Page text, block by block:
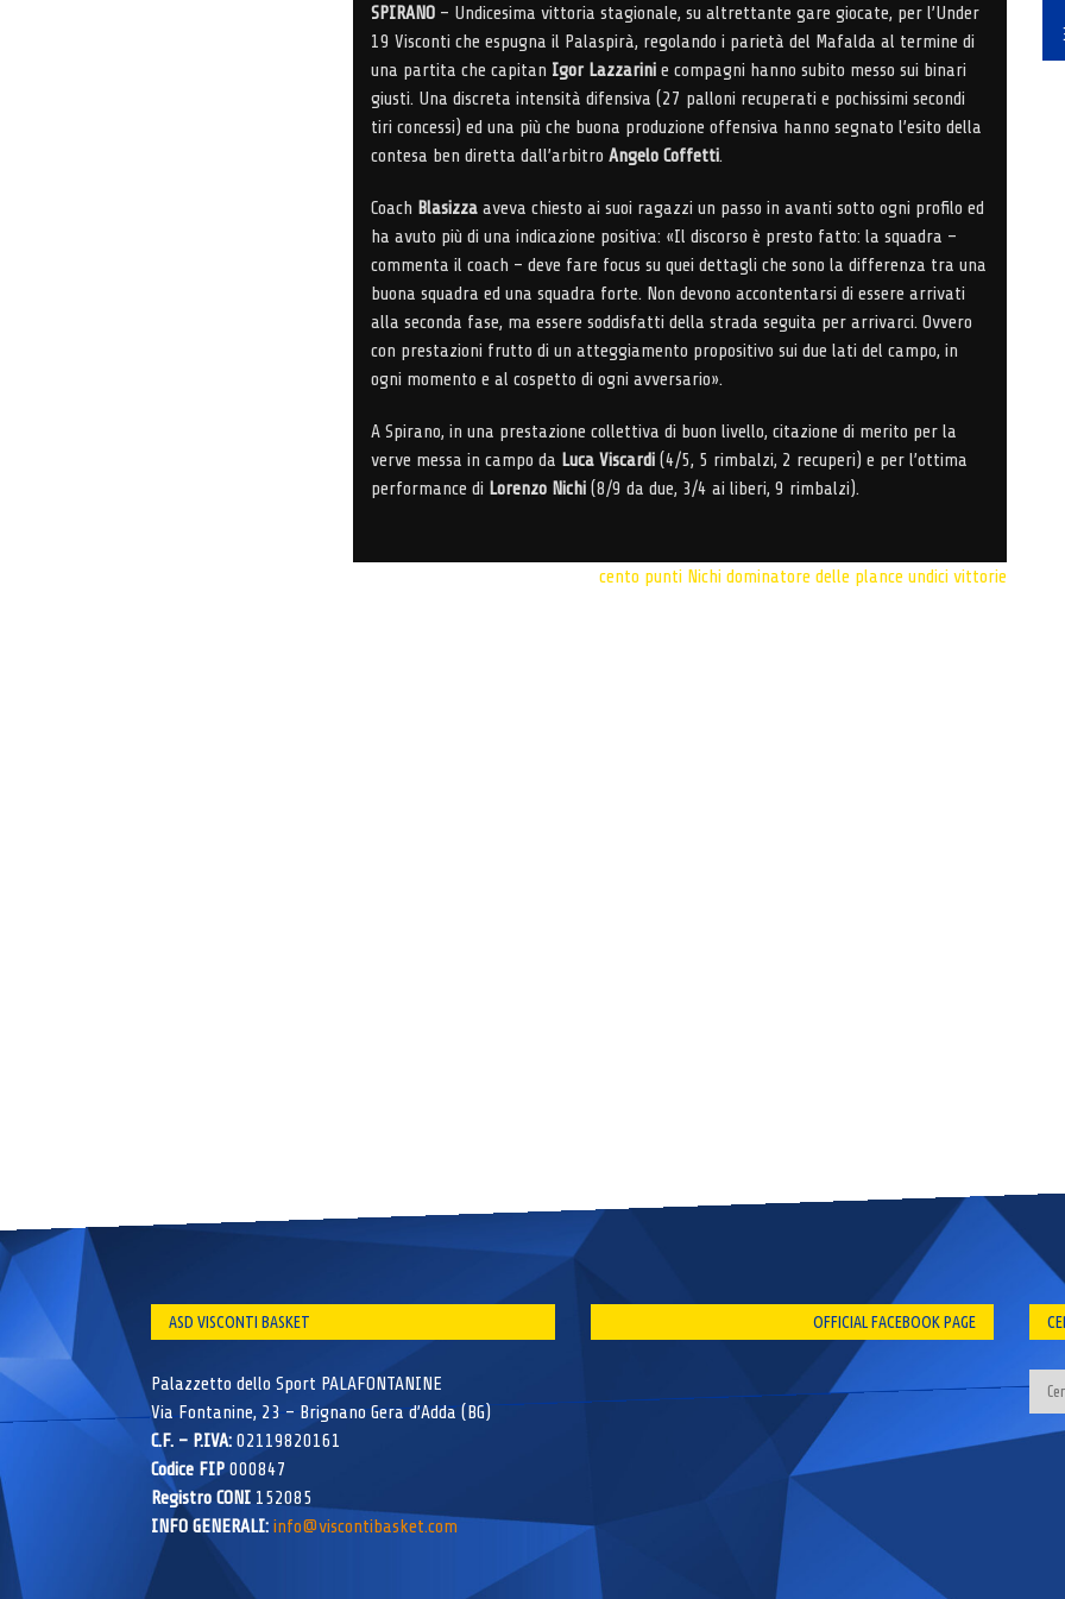
SPIRANO – Undicesima vittoria stagionale, su altrettante gare giocate, per l’Under
19 Visconti che espugna il Palaspirà, regolando i parietà del Mafalda al termine di
una partita che capitan Igor Lazzarini e compagni hanno subito messo sui binari
giusti. Una discreta intensità difensiva (27 palloni recuperati e pochissimi secondi
tiri concessi) ed una più che buona produzione offensiva hanno segnato l’esito della
contesa ben diretta dall’arbitro Angelo Coffetti.
Coach Blasizza aveva chiesto ai suoi ragazzi un passo in avanti sotto ogni profilo ed
ha avuto più di una indicazione positiva: «Il discorso è presto fatto: la squadra –
commenta il coach – deve fare focus su quei dettagli che sono la differenza tra una
buona squadra ed una squadra forte. Non devono accontentarsi di essere arrivati
alla seconda fase, ma essere soddisfatti della strada seguita per arrivarci. Ovvero
con prestazioni frutto di un atteggiamento propositivo sui due lati del campo, in
ogni momento e al cospetto di ogni avversario».
A Spirano, in una prestazione collettiva di buon livello, citazione di merito per la
verve messa in campo da Luca Viscardi (4/5, 5 rimbalzi, 2 recuperi) e per l’ottima
performance di Lorenzo Nichi (8/9 da due, 3/4 ai liberi, 9 rimbalzi).
cento punti Nichi dominatore delle plance undici vittorie
ASD VISCONTI BASKET
Palazzetto dello Sport PALAFONTANINE
Via Fontanine, 23 – Brignano Gera d’Adda (BG)
C.F. – P.IVA: 02119820161
Codice FIP 000847
Registro CONI 152085
INFO GENERALI: info@viscontibasket.com
OFFICIAL FACEBOOK PAGE